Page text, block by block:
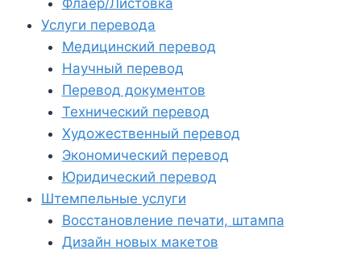
Услуги перевода
Медицинский перевод
Научный перевод
Перевод документов
Технический перевод
Художественный перевод
Экономический перевод
Юридический перевод
Штемпельные услуги
Восстановление печати, штампа
Дизайн новых макетов